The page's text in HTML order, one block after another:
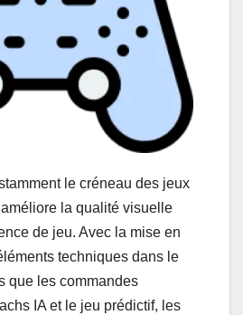
le créneau des jeux
la qualité visuelle
de jeu. Avec la mise en
techniques dans le
que les commandes
IA et le jeu prédictif, les